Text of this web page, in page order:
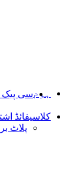
ہومسی پیک
کلاسیفائڈ
پلاٹ